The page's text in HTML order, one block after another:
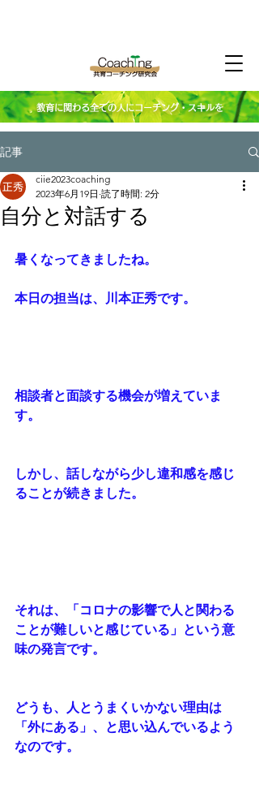
教育に関わる全ての人にコーチング・スキルを
記事
自分と対話する
ciie2023coaching
2023年6月19日 読了時間: 2分
暑くなってきましたね。
本日の担当は、川本正秀です。
相談者と面談する機会が増えていま
す。
しかし、話しながら少し違和感を感じ
ることが続きました。
それは、「コロナの影響で人と関わる
ことが難しいと感じている」という意
味の発言です。
どうも、人とうまくいかない理由は
「外にある」、と思い込んでいるよう
なのです。